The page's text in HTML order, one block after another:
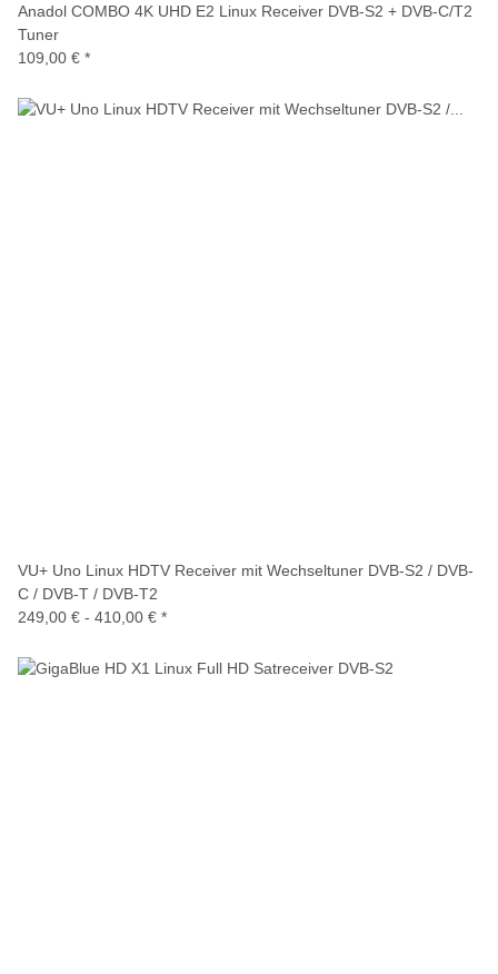
Anadol COMBO 4K UHD E2 Linux Receiver DVB-S2 + DVB-C/T2
Tuner
109,00 € *
VU+ Uno Linux HDTV Receiver mit Wechseltuner DVB-S2 / DVB-
C / DVB-T / DVB-T2
249,00 € - 410,00 € *